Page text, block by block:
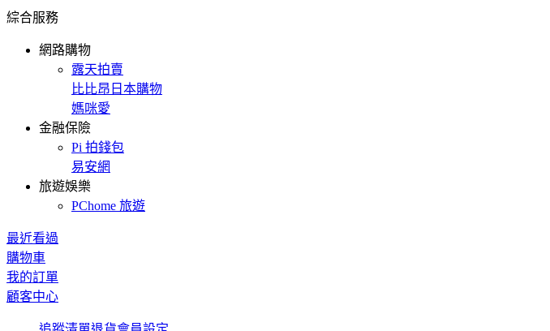
綜合服務
網路購物
露天拍賣
比比昂日本購物
媽咪愛
金融保險
Pi 拍錢包
易安網
旅遊娛樂
PChome 旅遊
最近看過
購物車
我的訂單
顧客中心